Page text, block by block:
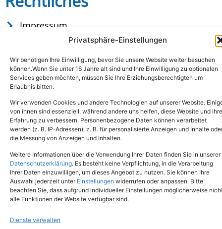
Privatsphäre-Einstellungen
Wir benötigen Ihre Einwilligung, bevor Sie unsere Website weiter besuchen
können.Wenn Sie unter 16 Jahre alt sind und Ihre Einwilligung zu optionalen
Services geben möchten, müssen Sie Ihre Erziehungsberechtigten um
Erlaubnis bitten.
Wir verwenden Cookies und andere Technologien auf unserer Website.
von ihnen sind essenziell, während andere uns helfen, diese Website und Ihre
Erfahrung zu verbessern. Personenbezogene Daten können verarbeitet
werden (z. B. IP-Adressen), z. B. für personalisierte Anzeigen und Inhalte
die Messung von Anzeigen und Inhalten.
Weitere Informationen über die Verwendung Ihrer Daten finden Sie in unserer
Datenschutzerklärung. Es besteht keine Verpflichtung, in die Verarbeitung
Ihrer Daten einzuwilligen, um dieses Angebot zu nutzen. Sie können Ihre
Auswahl jederzeit unter Einstellungen widerrufen oder anpassen. Bitte
beachten Sie, dass aufgrund individueller Einstellungen möglicherweise
alle Funktionen der Website verfügbar sind.
Dienste verwalten
Impressum
Datenschutz
Copyright © 2024. Alle Rechte vorbehalten.
Tel.: (02651) - 77438info@tierheim-mayen.de
In der Pluns 1, 56727 Mayen